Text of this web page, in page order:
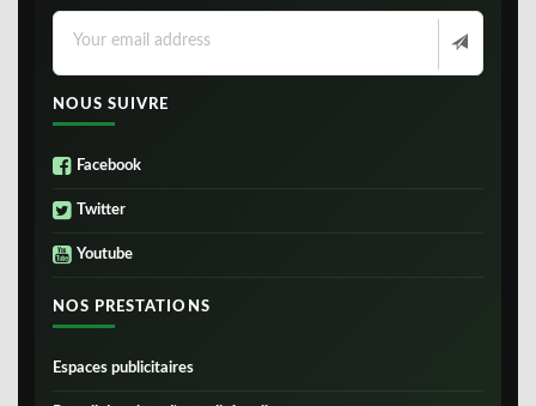
NOUS SUIVRE
Facebook
Twitter
Youtube
NOS PRESTATIONS
Espaces publicitaires